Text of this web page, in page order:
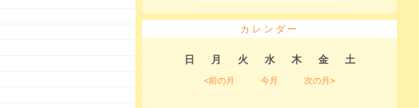
カレンダー
日 月 火 水 木 金 土
<前の月 今月 次の月>